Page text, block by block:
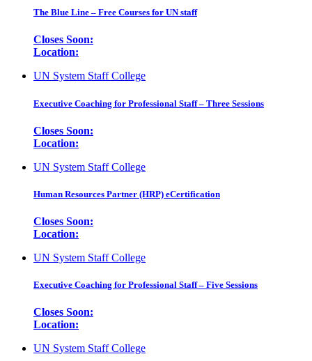
The Blue Line – Free Courses for UN staff
Closes Soon:
Location:
UN System Staff College
Executive Coaching for Professional Staff – Three Sessions
Closes Soon:
Location:
UN System Staff College
Human Resources Partner (HRP) eCertification
Closes Soon:
Location:
UN System Staff College
Executive Coaching for Professional Staff – Five Sessions
Closes Soon:
Location:
UN System Staff College